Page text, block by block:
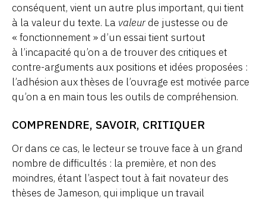
conséquent, vient un autre plus important, qui tient
à la valeur du texte. La valeurde justesse ou de
« fonctionnement » d’un essai tient surtout
à l’incapacité qu’on a de trouver des critiques et
contre-arguments aux positions et idées proposées :
l’adhésion aux thèses de l’ouvrage est motivée parce
qu’on a en main tous les outils de compréhension.
COMPRENDRE, SAVOIR, CRITIQUER
Or dans ce cas, le lecteur se trouve face à un grand
nombre de difficultés : la première, et non des
moindres, étant l’aspect tout à fait novateur des
thèses de Jameson, qui implique un travail